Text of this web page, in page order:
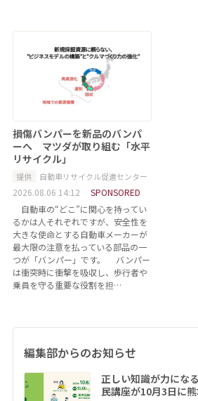
損傷バンパーを新品のバンパ
ーへ マツダが取り組む「水平
リサイクル」
提供 自動車リサイクル促進センター
2026.08.06 14:12
SPONSORED
自動車の“どこ”に関心を持ってい
るかは人それぞれですが、安全性を
大きな使命とする自動車メーカーが
最大限の注意を払っている部品の一
つが「バンパー」です。 バンパー
は衝突時に衝撃を吸収し、歩行者や
乗員を守る重要な役割を担…
編集部からのお知らせ
正しい知識が力にな
民講座が10月3日に